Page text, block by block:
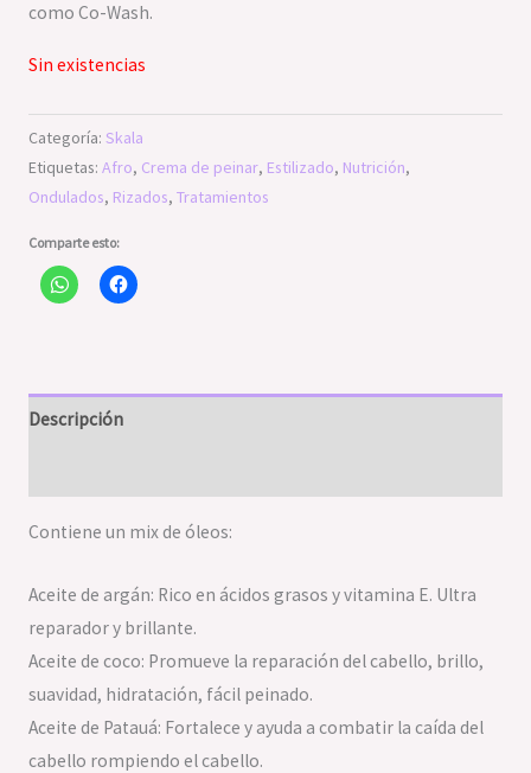
como Co-Wash.
Sin existencias
Categoría: Skala
Etiquetas: Afro, Crema de peinar, Estilizado, Nutrición,
Ondulados, Rizados, Tratamientos
Comparte esto:
Descripción
Contiene un mix de óleos:
Aceite de argán: Rico en ácidos grasos y vitamina E. Ultra
reparador y brillante.
Aceite de coco: Promueve la reparación del cabello, brillo,
suavidad, hidratación, fácil peinado.
Aceite de Patauá: Fortalece y ayuda a combatir la caída del
cabello rompiendo el cabello.